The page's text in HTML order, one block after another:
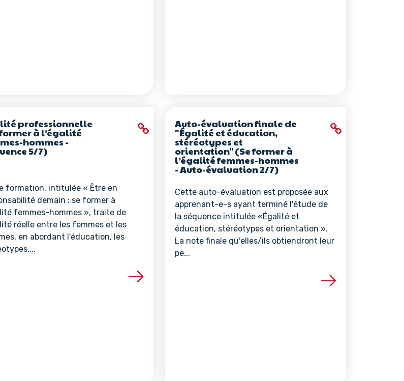
professionnelle
à l’égalité
hommes -
5/7)
formation, intitulée « Être en
demain : se former à
femmes-hommes », traite de
réelle entre les femmes et les
en abordant l'éducation, les
Voir les détails de la ressource
Auto-évaluation finale de
"Égalité et éducation,
stéréotypes et
orientation" (Se former à
l’égalité femmes-hommes
- Auto-évaluation 2/7)
Cette auto-évaluation est proposée aux
apprenant-e-s ayant terminé l'étude de
la séquence intitulée «Égalité et
éducation, stéréotypes et orientation ».
La note finale qu'elles/ils obtiendront leur
pe...
Voir les détails de la ressource